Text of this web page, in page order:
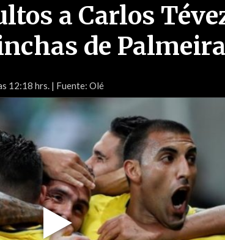
a Carlos
de
12:18 hrs. | Fuente: Olé
Play
Video